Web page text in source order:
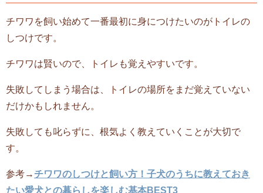
チワワを飼い始めて一番最初に身につけたいのがトイレの
しつけです。
チワワは賢いので、トイレも覚えやすいです。
失敗してしまう場合は、トイレの場所をまだ覚えていない
だけかもしれません。
失敗しても叱らずに、根気よく教えていくことが大切で
す。
参考→チワワのしつけと飼い方！子犬のうちに教えておき
たい愛犬との暮らしを楽しむ基本BEST3